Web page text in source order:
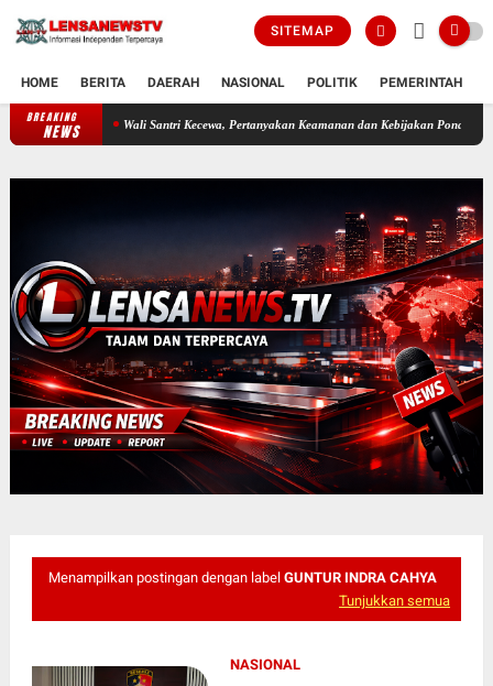
SITEMAP
HOME BERITA DAERAH NASIONAL POLITIK PEMERINTAH
BREAKING
NEWS
Wali Santri Kecewa, Pertanyakan Keamanan dan Kebijakan Pondok Pesantren Darul
Menampilkan postingan dengan label GUNTUR INDRA CAHYA
Tunjukkan semua
NASIONAL